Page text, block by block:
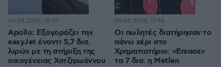
Apollo: Εξαγοράζει την
easyJet έναντι 5,7 δισ.
λιρών με τη στήριξη της
οικογένειας Χατζηιωάννου
06.08.2026, 18:01
Οι πωλητές διατήρησαν το
πάνω χέρι στο
Χρηματιστήριο: «Επιασε»
τα 7 δισ. η Metlen
06.08.2026, 17:44